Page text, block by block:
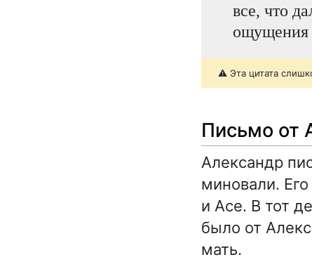
все, что
ощущения
⚠️ Эта цитата
Письмо от
Александр
миновали.
и Асе. В тот
было от
мать.